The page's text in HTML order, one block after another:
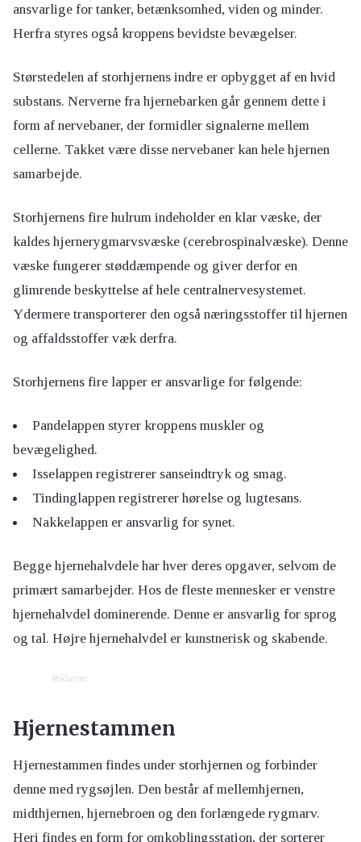
ansvarlige for tanker, betænksomhed, viden og minder.
Herfra styres også kroppens bevidste bevægelser.
Størstedelen af storhjernens indre er opbygget af en hvid
substans. Nerverne fra hjernebarken går gennem dette i
form af nervebaner, der formidler signalerne mellem
cellerne. Takket være disse nervebaner kan hele hjernen
samarbejde.
Storhjernens fire hulrum indeholder en klar væske, der
kaldes hjernerygmarvsvæske (cerebrospinalvæske). Denne
væske fungerer støddæmpende og giver derfor en
glimrende beskyttelse af hele centralnervesystemet.
Ydermere transporterer den også næringsstoffer til hjernen
og affaldsstoffer væk derfra.
Storhjernens fire lapper er ansvarlige for følgende:
Pandelappen styrer kroppens muskler og
bevægelighed.
Isselappen registrerer sanseindtryk og smag.
Tindinglappen registrerer hørelse og lugtesans.
Nakkelappen er ansvarlig for synet.
Begge hjernehalvdele har hver deres opgaver, selvom de
primært samarbejder. Hos de fleste mennesker er venstre
hjernehalvdel dominerende. Denne er ansvarlig for sprog
og tal. Højre hjernehalvdel er kunstnerisk og skabende.
Reklame:
Hjernestammen
Hjernestammen findes under storhjernen og forbinder
denne med rygsøjlen. Den består af mellemhjernen,
midthjernen, hjernebroen og den forlængede rygmarv.
Heri findes en form for omkoblingsstation, der sorterer